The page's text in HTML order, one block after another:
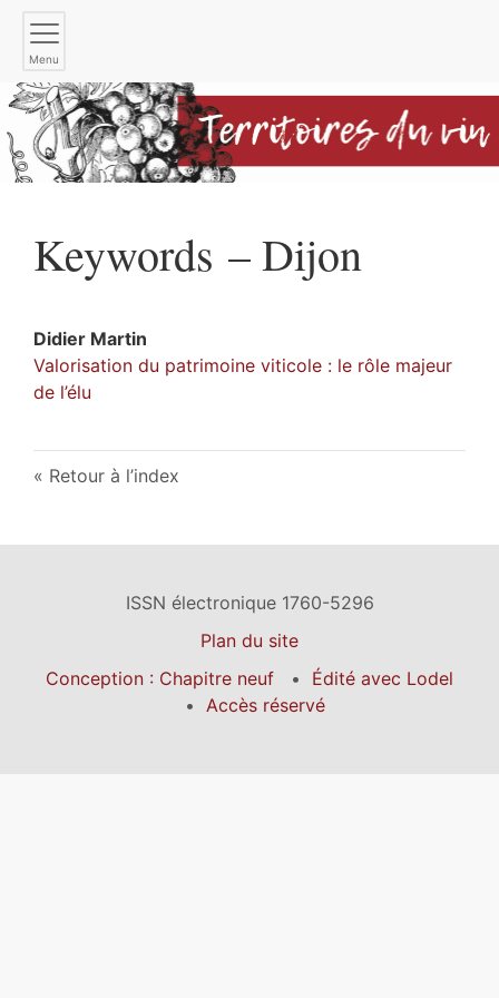
Menu
Keywords – Dijon
Didier Martin
Valorisation du patrimoine viticole : le rôle majeur
de l’élu
Retour à l’index
ISSN électronique 1760-5296
Plan du site
Conception : Chapitre neuf
Édité avec Lodel
Accès réservé